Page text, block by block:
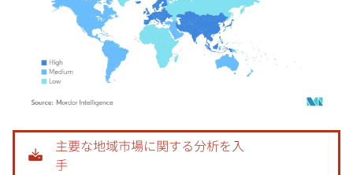
画像 © Mordor Intelligence。再利用にはCC BY 4.0の表示が必要です。